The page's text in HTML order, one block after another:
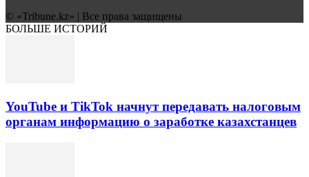
© «Tribune.kz» | Все права защищены
БОЛЬШЕ ИСТОРИЙ
YouTube и TikTok начнут передавать налоговым
органам информацию о заработке казахстанцев